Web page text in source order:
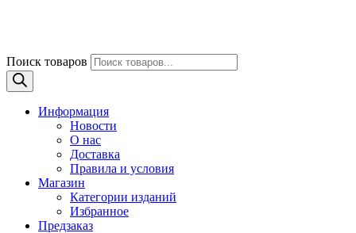
Поиск товаров
Информация
Новости
О нас
Доставка
Правила и условия
Магазин
Категории изданий
Избранное
Предзаказ